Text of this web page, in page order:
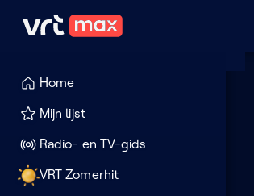
Naar hoofdinhoud
Home
Mijn lijst
Radio- en TV-gids
VRT Zomerhit